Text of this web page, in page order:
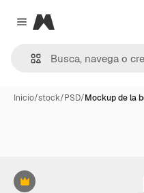
Close menu
Magnific
Inicio/stock/PSD/Mockup de la
Premium